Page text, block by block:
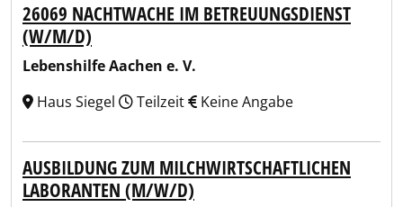
26069 NACHTWACHE IM BETREUUNGSDIENST
(W/M/D)
Lebenshilfe Aachen e. V.
Haus Siegel
Teilzeit Keine Angabe
AUSBILDUNG ZUM MILCHWIRTSCHAFTLICHEN
LABORANTEN (M/W/D)